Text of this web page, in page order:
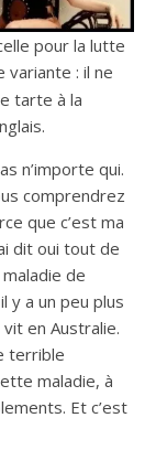
pour la lutte
variante : il ne
tarte à la
n’importe qui.
comprendrez
que c’est ma
dit oui tout de
de
y a un peu plus
en Australie.
terrible
maladie, à
Et c’est